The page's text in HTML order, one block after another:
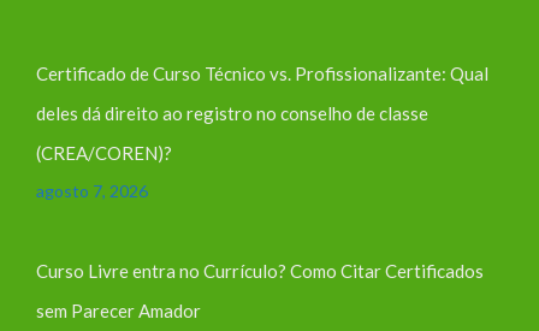
Certificado de Curso Técnico vs. Profissionalizante: Qual
deles dá direito ao registro no conselho de classe
(CREA/COREN)?
agosto 7, 2026
Curso Livre entra no Currículo? Como Citar Certificados
sem Parecer Amador